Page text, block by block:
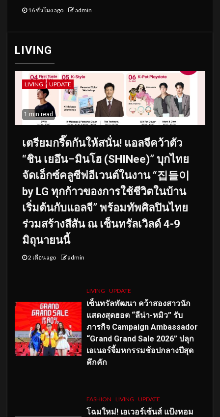
16 ชั่วโมง ago admin
LIVING
LIVING UPDATE
1 min read
เตรียมกรี๊ดกันให้สนั่น! แอลจีคว้าตัว
“ชิน เยอึน–มินโฮ (SHINee)” บุกไทย
จัดเอ็กซ์คลูซีฟอีเวนต์ในงาน “집들이
by LG ทุกก้าวของการใช้ชีวิตในบ้าน
เริ่มต้นกับแอลจี” พร้อมทัพศิลปินไทย
ร่วมสร้างสีสัน ณ เซ็นทรัลเวิลด์ 4-9
มิถุนายนนี้
2 เดือน ago admin
LIVING UPDATE
เซ็นทรัลพัฒนา คว้าสองสาวนัก
แสดงสุดฮอต “ลีน่า-หมิว” รับ
ภารกิจ Campaign Ambassador
“Grand Grand Sale 2026” ปลุก
เอเนอร์จี้มหกรรมช้อปกลางปีสุด
คึกคัก
FASHION LIVING UPDATE
โฉมใหม่! เอเวอร์เซ้นส์ แป้งหอม